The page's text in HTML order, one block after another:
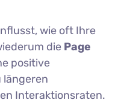
wie oft Ihre
die Page
positive
Interaktionsraten.